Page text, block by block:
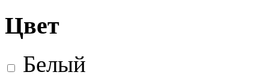
Цвет
Белый